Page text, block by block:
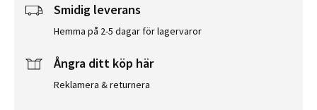
Smidig leverans
Hemma på 2-5 dagar för lagervaror
Ångra ditt köp här
Reklamera & returnera